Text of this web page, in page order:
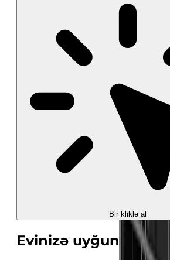
Bir kliklə al
Evinizə uyğun sərinlik